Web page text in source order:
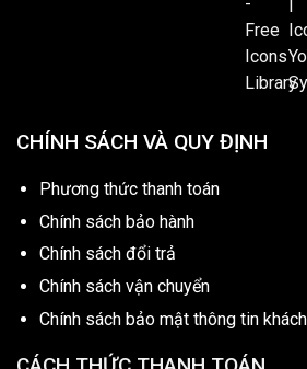
CHÍNH SÁCH VÀ QUY ĐỊNH
Phương thức thanh toán
Chính sách bảo hành
Chính sách đổi trả
Chính sách vận chuyển
Chính sách bảo mật thông tin